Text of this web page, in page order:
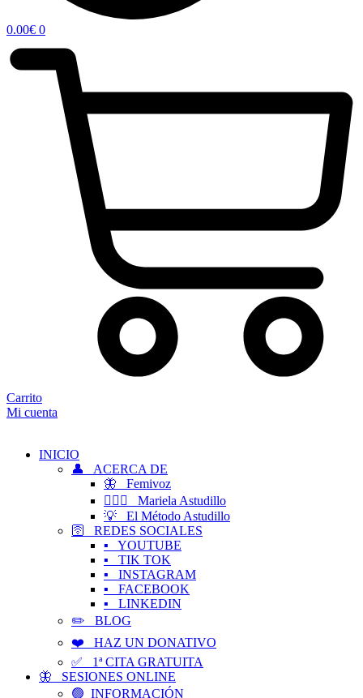
0.00€ 0
Carrito
Mi cuenta
INICIO
👤 ACERCA DE
🦋 Femivoz
👱🏻‍♀️ Mariela Astudillo
💡 El Método Astudillo
🛜 REDES SOCIALES
▪️ YOUTUBE
▪️ TIK TOK
▪️ INSTAGRAM
▪️ FACEBOOK
▪️ LINKEDIN
✏️ BLOG
❤️ HAZ UN DONATIVO
✅ 1ª CITA GRATUITA
🦋 SESIONES ONLINE
🟢 INFORMACIÓN